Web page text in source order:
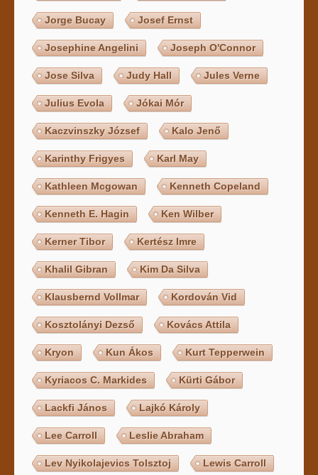
Jorge Bucay Josef Ernst
Josephine Angelini Joseph O'Connor
Jose Silva Judy Hall Jules Verne
Julius Evola Jókai Mór
Kaczvinszky József Kalo Jenő
Karinthy Frigyes Karl May
Kathleen Mcgowan Kenneth Copeland
Kenneth E. Hagin Ken Wilber
Kerner Tibor Kertész Imre
Khalil Gibran Kim Da Silva
Klausbernd Vollmar Kordován Vid
Kosztolányi Dezső Kovács Attila
Kryon Kun Ákos Kurt Tepperwein
Kyriacos C. Markides Kürti Gábor
Lackfi János Lajkó Károly
Lee Carroll Leslie Abraham
Lev Nyikolajevics Tolsztoj Lewis Carroll